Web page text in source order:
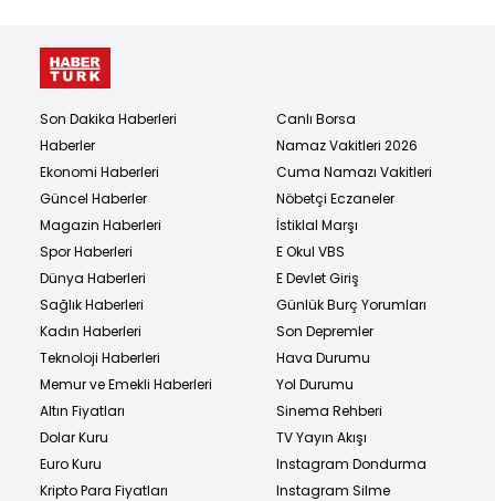
Son Dakika Haberleri
Haberler
Ekonomi Haberleri
Güncel Haberler
Magazin Haberleri
Spor Haberleri
Dünya Haberleri
Sağlık Haberleri
Kadın Haberleri
Teknoloji Haberleri
Memur ve Emekli Haberleri
Altın Fiyatları
Dolar Kuru
Euro Kuru
Kripto Para Fiyatları
Canlı Borsa
Namaz Vakitleri 2026
Cuma Namazı Vakitleri
Nöbetçi Eczaneler
İstiklal Marşı
E Okul VBS
E Devlet Giriş
Günlük Burç Yorumları
Son Depremler
Hava Durumu
Yol Durumu
Sinema Rehberi
TV Yayın Akışı
Instagram Dondurma
Instagram Silme